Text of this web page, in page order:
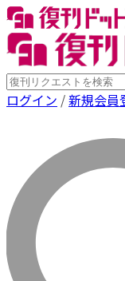
ログイン /新規会員